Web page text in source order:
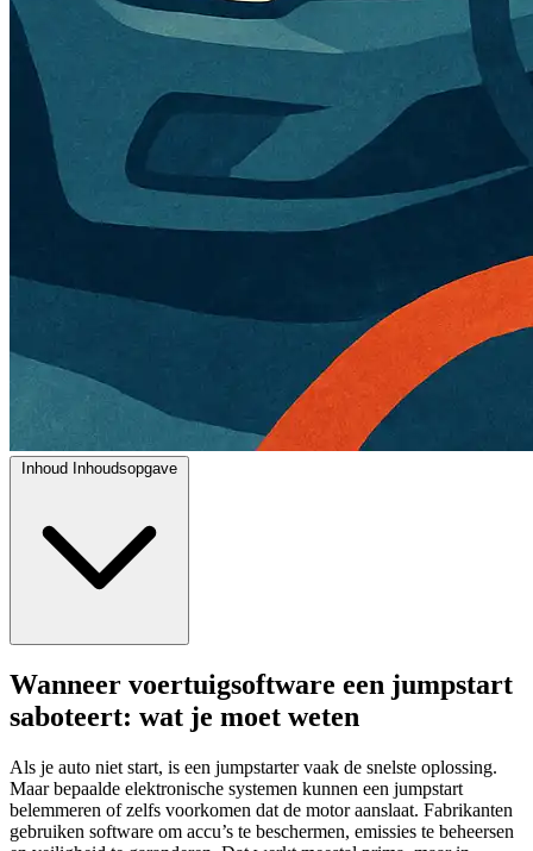
Inhoud Inhoudsopgave
Wanneer voertuigsoftware een jumpstart
saboteert: wat je moet weten
Als je auto niet start, is een jumpstarter vaak de snelste oplossing.
Maar bepaalde elektronische systemen kunnen een jumpstart
belemmeren of zelfs voorkomen dat de motor aanslaat. Fabrikanten
gebruiken software om accu’s te beschermen, emissies te beheersen